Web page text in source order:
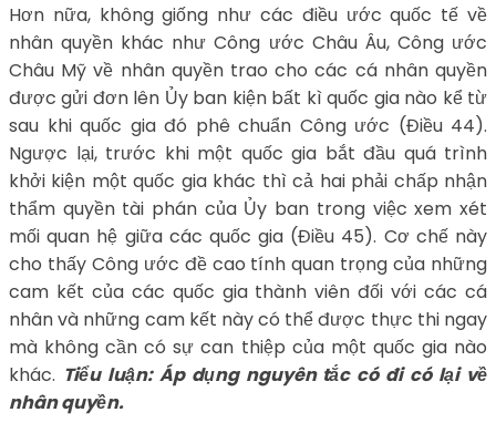
Hơn nữa, không giống như các điều ước quốc tế về
nhân quyền khác như Công ước Châu Âu, Công ước
Châu Mỹ về nhân quyền trao cho các cá nhân quyền
được gửi đơn lên Ủy ban kiện bất kì quốc gia nào kể từ
sau khi quốc gia đó phê chuẩn Công ước (Điều 44).
Ngược lại, trước khi một quốc gia bắt đầu quá trình
khởi kiện một quốc gia khác thì cả hai phải chấp nhận
thẩm quyền tài phán của Ủy ban trong việc xem xét
mối quan hệ giữa các quốc gia (Điều 45). Cơ chế này
cho thấy Công ước đề cao tính quan trọng của những
cam kết của các quốc gia thành viên đối với các cá
nhân và những cam kết này có thể được thực thi ngay
mà không cần có sự can thiệp của một quốc gia nào
khác. Tiểu luận: Áp dụng nguyên tắc có đi có lại về
nhân quyền.